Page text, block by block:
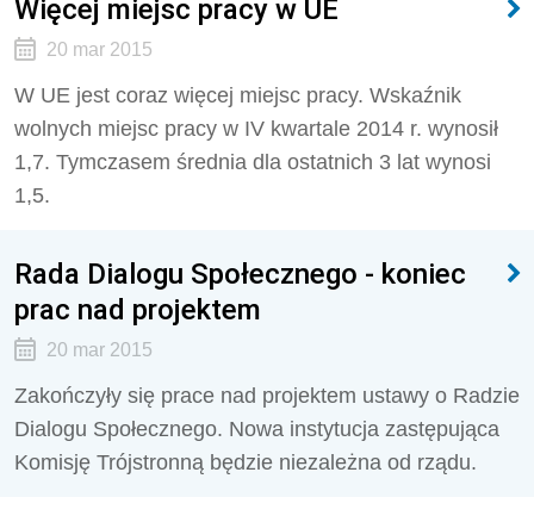
Więcej miejsc pracy w UE
20 mar 2015
W UE jest coraz więcej miejsc pracy. Wskaźnik
wolnych miejsc pracy w IV kwartale 2014 r. wynosił
1,7. Tymczasem średnia dla ostatnich 3 lat wynosi
1,5.
Rada Dialogu Społecznego - koniec
prac nad projektem
20 mar 2015
Zakończyły się prace nad projektem ustawy o Radzie
Dialogu Społecznego. Nowa instytucja zastępująca
Komisję Trójstronną będzie niezależna od rządu.